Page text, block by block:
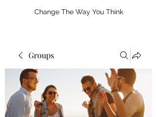
Change The Way You Think
Groups